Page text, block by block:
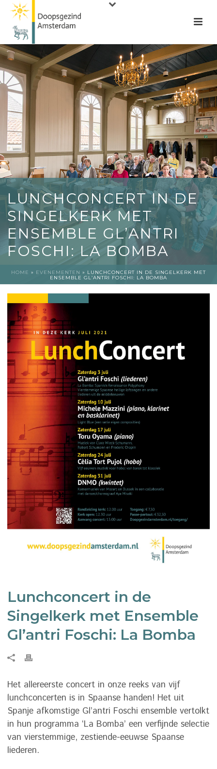
LUNCHCONCERT IN DE
SINGELKERK MET
ENSEMBLE GL’ANTRI
FOSCHI: LA BOMBA
HOME » EVENEMENTEN » LUNCHCONCERT IN DE SINGELKERK MET
ENSEMBLE GL’ANTRI FOSCHI: LA BOMBA
Lunchconcert in de
Singelkerk met Ensemble
Gl’antri Foschi: La Bomba
Het allereerste concert in onze reeks van vijf
lunchconcerten is in Spaanse handen! Het uit
Spanje afkomstige Gl’antri Foschi ensemble vertolkt
in hun programma ‘La Bomba’ een verfijnde selectie
van vierstemmige, zestiende-eeuwse Spaanse
liederen.